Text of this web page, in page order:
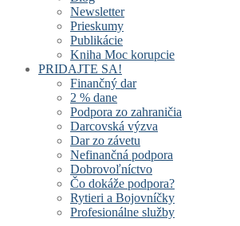
Newsletter
Prieskumy
Publikácie
Kniha Moc korupcie
PRIDAJTE SA!
Finančný dar
2 % dane
Podpora zo zahraničia
Darcovská výzva
Dar zo závetu
Nefinančná podpora
Dobrovoľníctvo
Čo dokáže podpora?
Rytieri a Bojovníčky
Profesionálne služby